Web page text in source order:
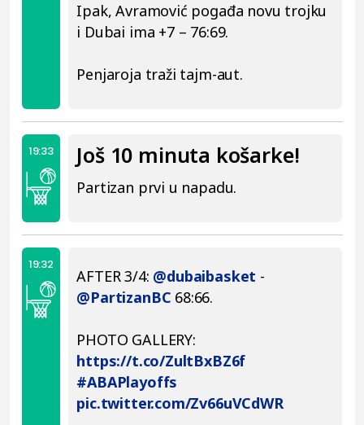
Ipak, Avramović pogađa novu trojku
i Dubai ima +7 – 76:69.
Penjaroja traži tajm-aut.
19:33 Još 10 minuta košarke!
Partizan prvi u napadu.
19:32
AFTER 3/4: @dubaibasket -
@PartizanBC 68:66.
PHOTO GALLERY:
https://t.co/ZultBxBZ6f
#ABAPlayoffs
pic.twitter.com/Zv66uVCdWR